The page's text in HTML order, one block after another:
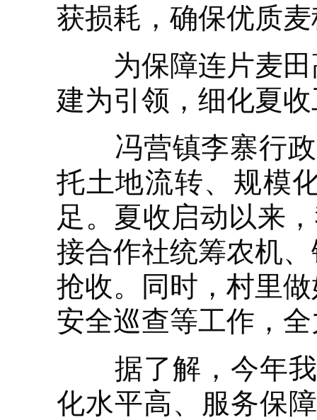
获损耗，确保优质
为保障连片麦田
建为引领，细化夏
冯营镇李寨行政
托土地流转、规模
足。夏收启动以来
接合作社统筹农机
抢收。同时，村里
安全巡查等工作，
据了解，今年我
化水平高、服务保